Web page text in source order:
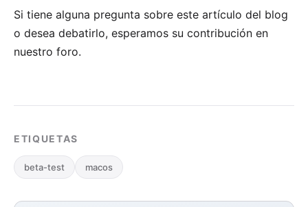
Si tiene alguna pregunta sobre este artículo del blog
o desea debatirlo, esperamos su contribución en
nuestro foro.
ETIQUETAS
beta-test macos